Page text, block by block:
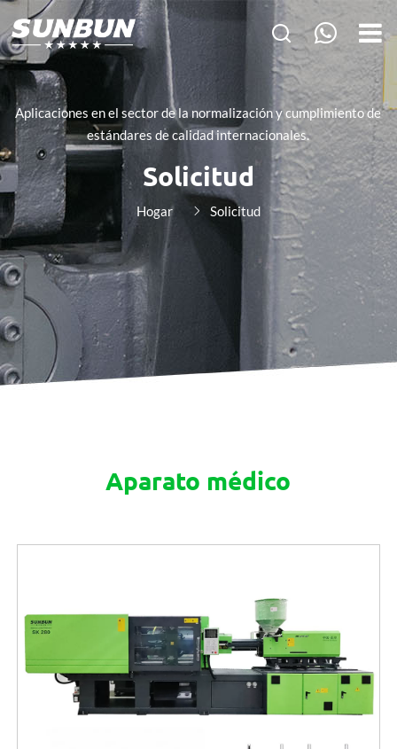
Aplicaciones en el sector de la normalización y cumplimiento de
estándares de calidad internacionales.
Solicitud
Hogar Solicitud
Aparato médico